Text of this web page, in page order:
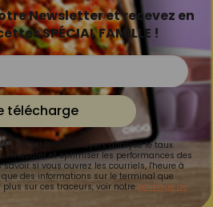
Newsletter et recevez en
SPÉCIAL FAMILLE !
télécharge
Digital Prisma Players analyse le taux
mesurer et optimiser les performances des
si vous ouvrez les courriels, l'heure à
des informations sur le terminal que
sur ces traceurs, voir notre politique de